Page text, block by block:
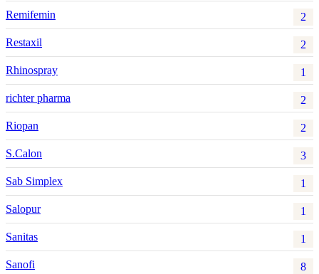
Remifemin 2
Restaxil 2
Rhinospray 1
richter pharma 2
Riopan 2
S.Calon 3
Sab Simplex 1
Salopur 1
Sanitas 1
Sanofi 8